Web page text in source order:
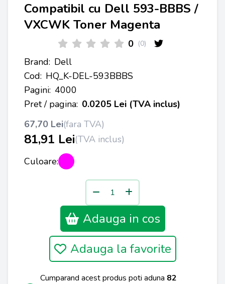
Compatibil cu Dell 593-BBBS /
VXCWK Toner Magenta
0 (0)
Brand: Dell
Cod: HQ_K-DEL-593BBBS
Pagini: 4000
Pret / pagina: 0.0205 Lei (TVA inclus)
67,70 Lei(fara TVA)
81,91 Lei(TVA inclus)
Culoare:
Adauga in cos
Adauga la favorite
Cumparand acest produs poti aduna 82